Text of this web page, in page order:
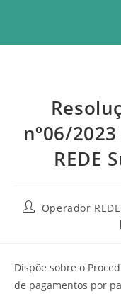
nº06/
REDE
Operador REDE
Dispõe sobre o
de pagamentos por